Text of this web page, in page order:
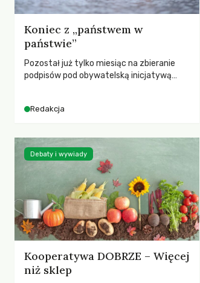
Koniec z „państwem w
państwie”
Pozostał już tylko miesiąc na zbieranie
podpisów pod obywatelską inicjatywą
pełną mobilizację, ponieważ projekt
rozwiązania dla przyrody i zwierząt,
radykalnie zmieniając dotychczasowy
paradygmat funkcjonowania łowiectwa w
Polsce.
Redakcja
Kooperatywa DOBRZE – Więcej
niż sklep
Debaty i wywiady